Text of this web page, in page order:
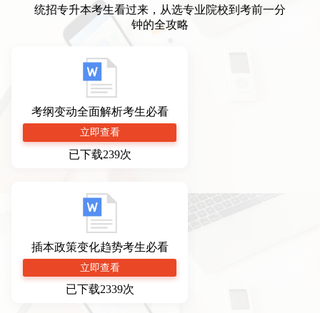
统招专升本考生看过来，从选专业院校到考前一分
钟的全攻略
考纲变动全面解析考生必看
立即查看
已下载239次
插本政策变化趋势考生必看
立即查看
已下载2339次